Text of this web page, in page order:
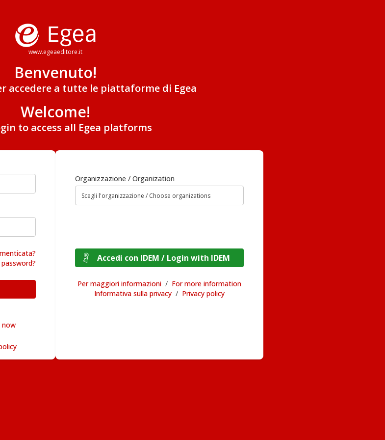
www.egeaeditore.it
Benvenuto!
accedere a tutte le piattaforme di Egea
Welcome!
to access all Egea platforms
now
Organizzazione / Organization
Accedi con IDEM / Login with IDEM
Per maggiori informazioni / For more information
Informativa sulla privacy / Privacy policy